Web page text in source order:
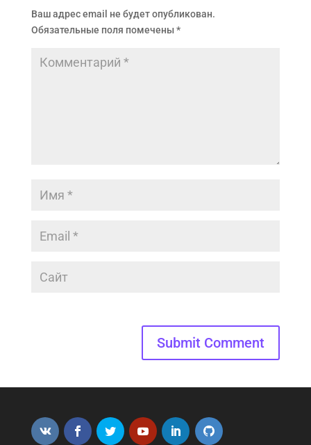
Ваш адрес email не будет опубликован.
Обязательные поля помечены*
Submit Comment